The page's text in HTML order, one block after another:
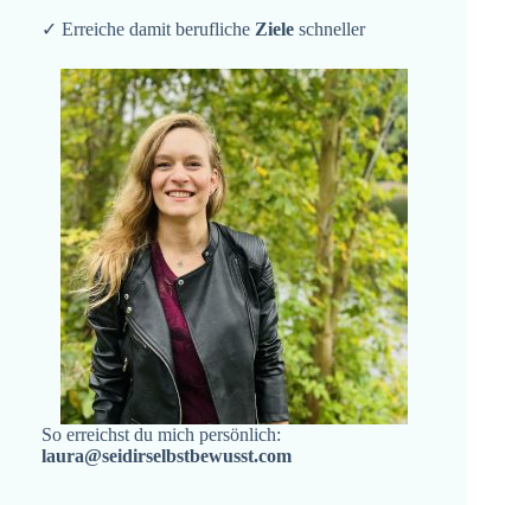
✓ Erreiche damit berufliche Ziele schneller
So erreichst du mich persönlich:
laura@seidirselbstbewusst.com